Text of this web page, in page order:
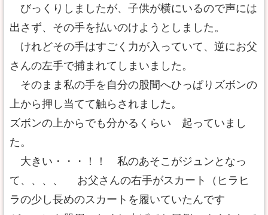
びっくりしましたが、子供が横にいるので声には
出さず、その手を払いのけようとしました。
けれどその手はすごく力が入っていて、逆にお父
さんの左手で捕まれてしまいました。
そのまま私の手を自分の股間へひっぱりズボンの
上から押し当てて触らされました。
ズボンの上からでも分かるくらい 起っていまし
た。
大きい・・・！！ 私のあそこがジュンとなっ
て、、、、 お父さんの右手がスカート（ヒラヒ
ラの少し長めのスカートを履いていたんです